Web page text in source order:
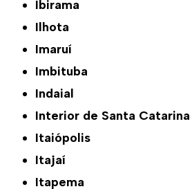
Ibirama
Ilhota
Imaruí
Imbituba
Indaial
Interior de Santa Catarina
Itaiópolis
Itajaí
Itapema